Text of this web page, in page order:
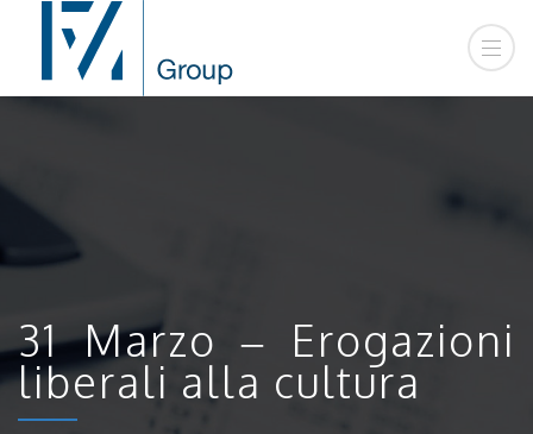
31 Marzo – Erogazioni
liberali alla cultura